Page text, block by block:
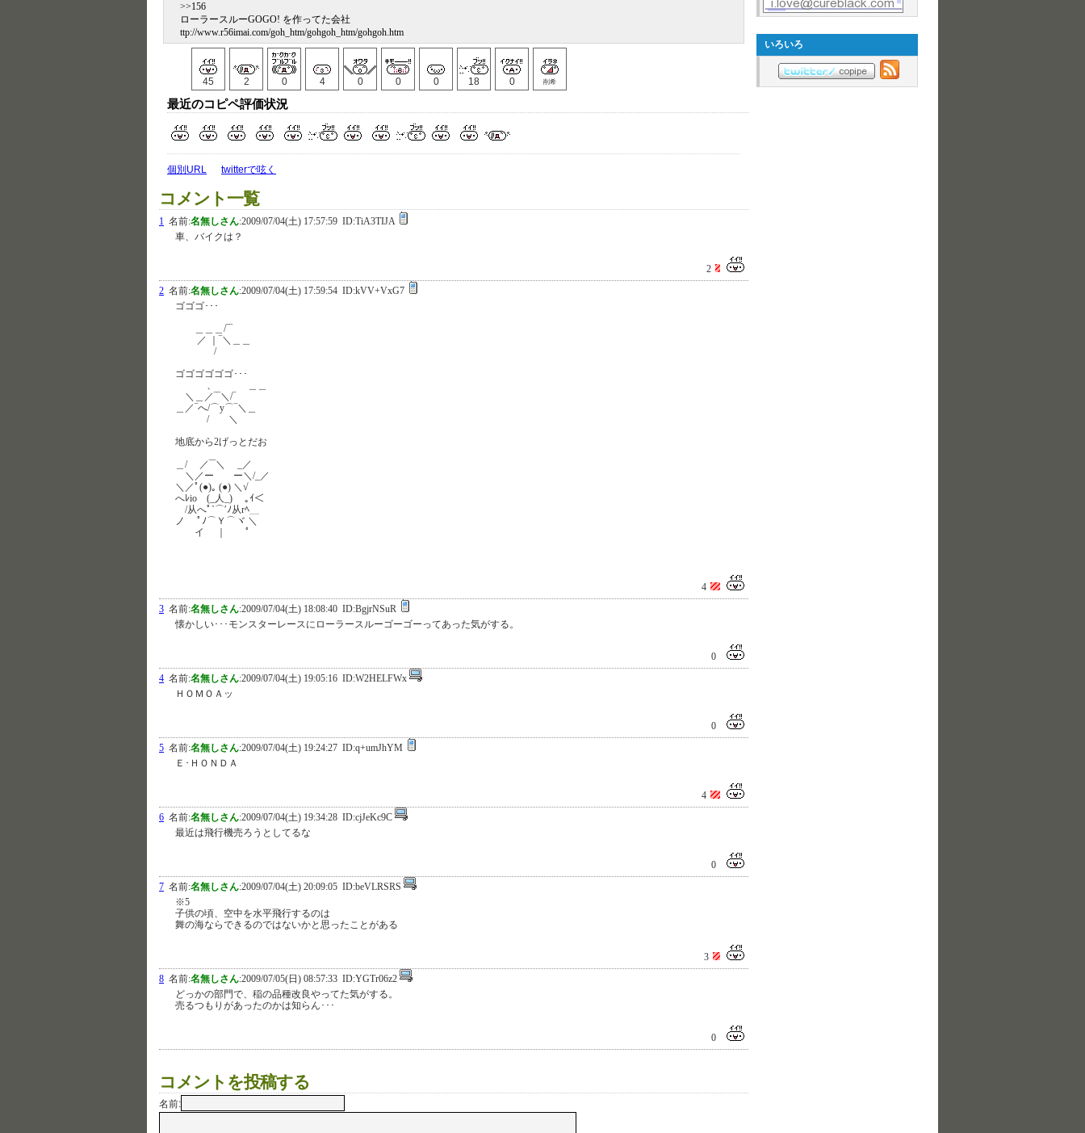
>>156
ローラースルーGOGO! を作ってた会社
ttp://www.r56imai.com/goh_htm/gohgoh_htm/gohgoh.htm
45 2 0 4 0 0 0 18 0 削希
最近のコピペ評価状況
個別URL twitterで呟く
コメント一覧
1 名前:名無しさん:2009/07/04(土) 17:57:59 ID:TiA3TIJA
車、バイクは？
2
2 名前:名無しさん:2009/07/04(土) 17:59:54 ID:kVV+VxG7
ゴゴゴ･･･
＿＿＿/‾‾
／ ｜‾＼＿＿
/
ゴゴゴゴゴゴ･･･
、 ＿＿
＼＿／‾‾＼/‾
＿／‾へ/⌒y⌒‾＼＿
/ ＼
地底から2げっとだお
＿/ ／‾‾＼ _／
＼／ー ー＼/_／
＼／ﾟ(●)｡ (●) ＼√
へﾚio (_人_) ｡ｲ＜
/从へﾟ`⌒′ﾉ从rﾍ＿
ノ ﾟﾉ⌒Ｙ⌒ヾ ＼
イ ｜ ﾟ
4
3 名前:名無しさん:2009/07/04(土) 18:08:40 ID:BgjrNSuR
懐かしい･･･モンスターレースにローラースルーゴーゴーってあった気がする。
0
4 名前:名無しさん:2009/07/04(土) 19:05:16 ID:W2HELFWx
ＨＯＭＯＡッ
0
5 名前:名無しさん:2009/07/04(土) 19:24:27 ID:q+umJhYM
Ｅ･ＨＯＮＤＡ
4
6 名前:名無しさん:2009/07/04(土) 19:34:28 ID:cjJeKc9C
最近は飛行機売ろうとしてるな
0
7 名前:名無しさん:2009/07/04(土) 20:09:05 ID:beVLRSRS
※5
子供の頃、空中を水平飛行するのは
舞の海ならできるのではないかと思ったことがある
3
8 名前:名無しさん:2009/07/05(日) 08:57:33 ID:YGTr06z2
どっかの部門で、稲の品種改良やってた気がする。
売るつもりがあったのかは知らん･･･
0
コメントを投稿する
名前:
いろいろ